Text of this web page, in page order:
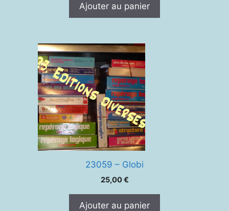
Ajouter au panier
23059 – Globi
25,00€
Ajouter au panier